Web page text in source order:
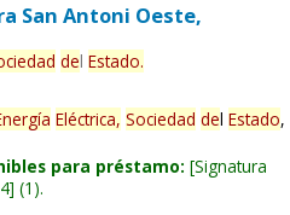
San Antoni Oeste,
del Estado.
Eléctrica, Sociedad del Estado,
para préstamo: Signatura
(1).